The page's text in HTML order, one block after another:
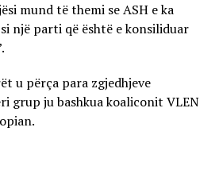
mund të themi se ASH e ka
një parti që është e konsiliduar
u përça para zgjedhjeve
grup ju bashkua koaliconit VLEN